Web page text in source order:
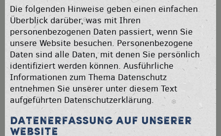
TRANSFERS
UNTERSTÜTZER KATALOG
DOWNLOADS
KONTAKT
ARCHIV
Die folgenden Hinweise geben einen einfachen
Überblick darüber, was mit Ihren
personenbezogenen Daten passiert, wenn Sie
unsere Website besuchen. Personenbezogene
Daten sind alle Daten, mit denen Sie persönlich
identifiziert werden können. Ausführliche
Informationen zum Thema Datenschutz
entnehmen Sie unserer unter diesem Text
aufgeführten Datenschutzerklärung.
Datenerfassung auf unserer
Website